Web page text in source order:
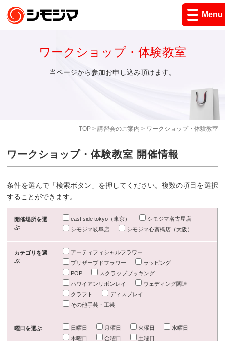
Menu
TOP> 講習会のご案内 > ワークショップ・体験教室
ワークショップ・体験教室
当ページから参加お申し込み頂けます。
ワークショップ・体験教室 開催情報
条件を選んで「検索ボタン」を押してください。複数の項目を選択
することができます。
開催場所を選
ぶ
east side tokyo（東京）
シモジマ名古屋店
シモジマ岐阜店
シモジマ心斎橋店（大阪）
カテゴリを選
ぶ
アーティフィシャルフラワー
プリザーブドフラワー
ラッピング
POP
スクラップブッキング
ハワイアンリボンレイ
ウェディング関連
クラフト
ディスプレイ
その他手芸・工芸
曜日を選ぶ 日曜日 月曜日 火曜日
水曜日
木曜日
金曜日 土曜日